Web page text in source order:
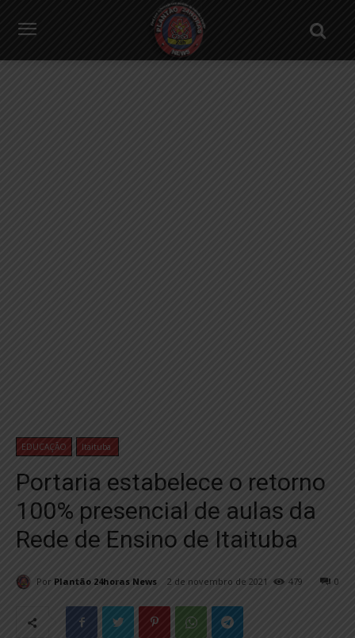
EDUCAÇÃO Itaituba
Portaria estabelece o retorno
100% presencial de aulas da
Rede de Ensino de Itaituba
Por Plantão 24horas News 2 de novembro de 2021 0
479